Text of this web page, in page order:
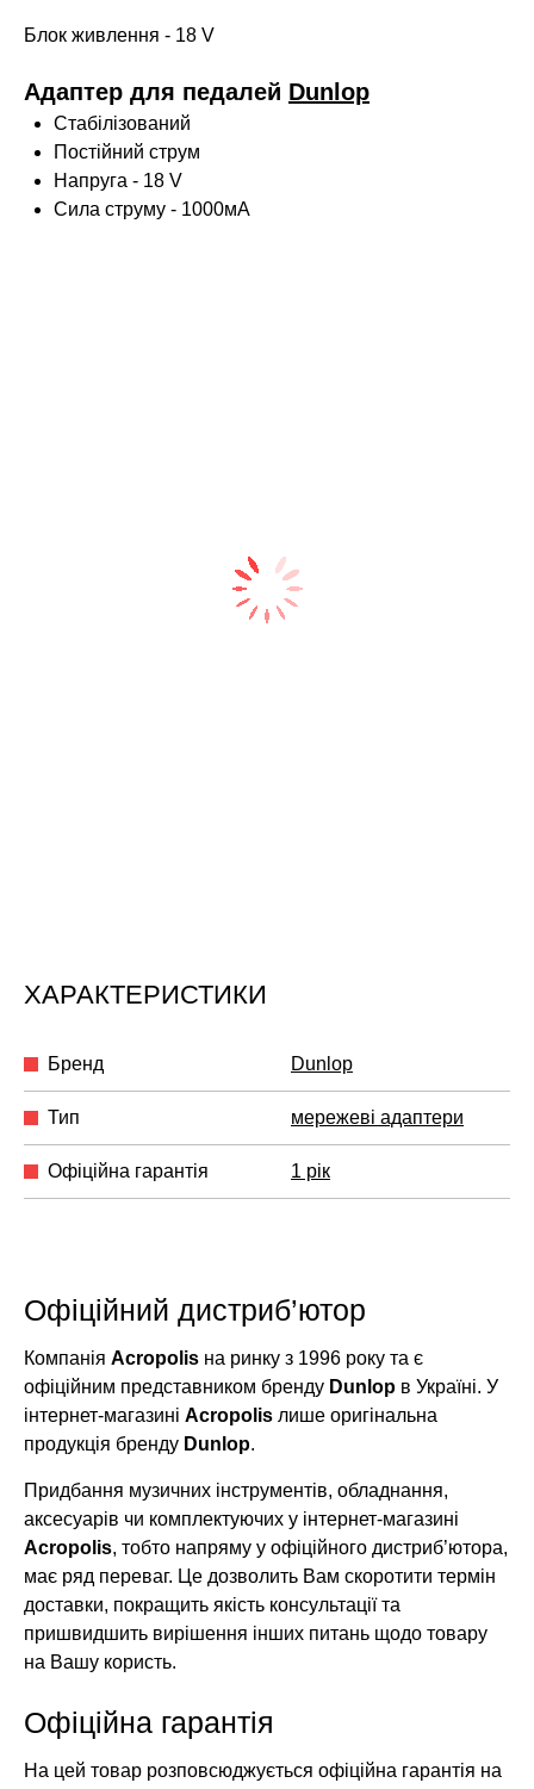
Блок живлення - 18 V
Адаптер для педалей Dunlop
Стабілізований
Постійний струм
Напруга - 18 V
Сила струму - 1000мА
ХАРАКТЕРИСТИКИ
Бренд Dunlop
Тип мережеві адаптери
Офіційна гарантія 1 рік
Офіційний дистриб’ютор
Компанія Acropolis на ринку з 1996 року та є
офіційним представником бренду Dunlop в Україні. У
інтернет-магазині Acropolis лише оригінальна
продукція бренду Dunlop.
Придбання музичних інструментів, обладнання,
аксесуарів чи комплектуючих у інтернет-магазині
Acropolis, тобто напряму у офіційного дистриб’ютора,
має ряд переваг. Це дозволить Вам скоротити термін
доставки, покращить якість консультації та
пришвидшить вирішення інших питань щодо товару
на Вашу користь.
Офіційна гарантія
На цей товар розповсюджується офіційна гарантія на